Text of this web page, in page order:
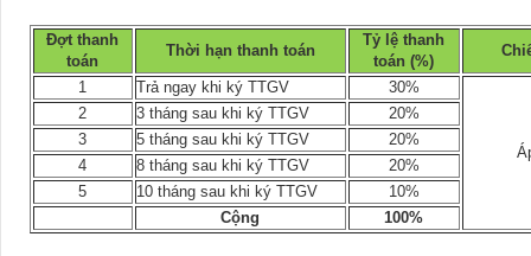
Đợt thanh
toán
Thời hạn thanh toán
Tỷ lệ thanh
toán (%)
1 Trả ngay khi ký TTGV 30%
2 3 tháng sau khi ký TTGV
20%
3
5 tháng sau khi ký TTGV
20%
4
8 tháng sau khi ký TTGV
20%
5
10 tháng sau khi ký TTGV
10%
Cộng
100%